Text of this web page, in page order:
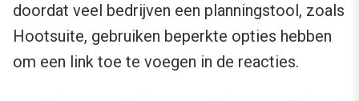
doordat veel bedrijven een planningstool, zoals
Hootsuite, gebruiken beperkte opties hebben
om een link toe te voegen in de reacties.